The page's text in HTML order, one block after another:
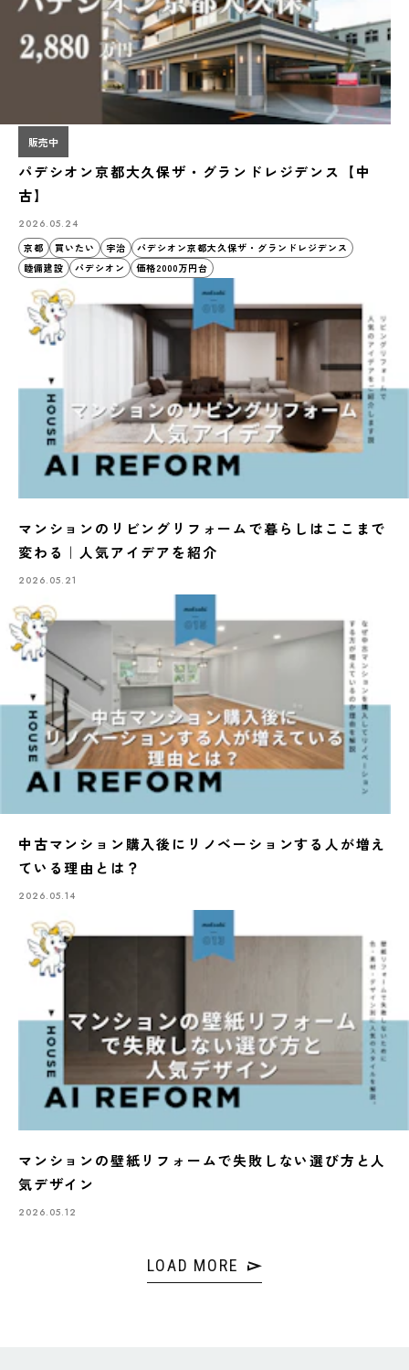
販売中
パデシオン京都大久保ザ・グランドレジデンス【中
古】
2026.05.24
京都
買いたい 宇治
パデシオン京都大久保ザ・グランドレジデンス
睦備建設
パデシオン 価格2000万円台
マンションのリビングリフォームで暮らしはここまで
変わる｜人気アイデアを紹介
2026.05.21
中古マンション購入後にリノベーションする人が増え
ている理由とは？
2026.05.14
マンションの壁紙リフォームで失敗しない選び方と人
気デザイン
2026.05.12
LOAD MORE